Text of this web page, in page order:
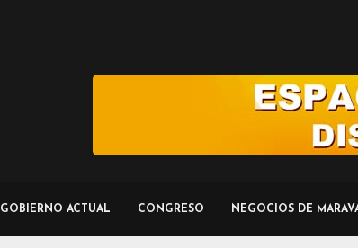
GOBIERNO ACTUAL CONGRESO NEGOCIOS DE